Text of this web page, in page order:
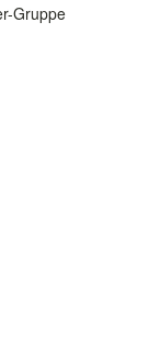
Gruppe